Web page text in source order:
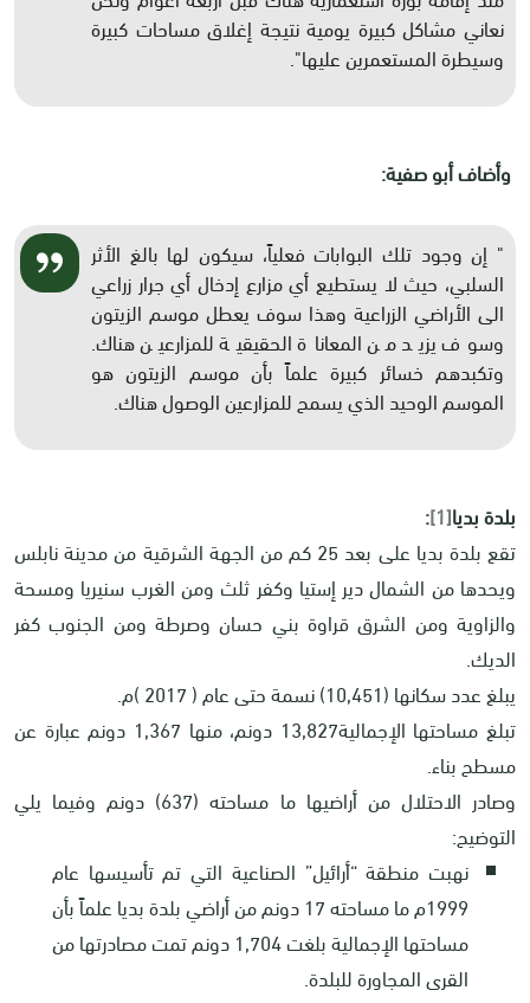
نعاني مشاكل كبيرة يومية نتيجة إغلاق مساحات كبيرة
وسيطرة المستعمرين عليها".
وأضاف أبو صفية:
" إن وجود تلك البوابات فعلياً، سيكون لها بالغ الأثر
السلبي، حيث لا يستطيع أي مزارع إدخال أي جرار زراعي
الى الأراضي الزراعية وهذا سوف يعطل موسم الزيتون
وسوف يزيد من المعاناة الحقيقية للمزارعين هناك.
وتكبدهم خسائر كبيرة علماً بأن موسم الزيتون هو
الموسم الوحيد الذي يسمح للمزارعين الوصول هناك.
بلدة بديا[1]
:
تقع بلدة بديا على بعد 25 كم من الجهة الشرقية من مدينة نابلس
ويحدها من الشمال دير إستيا وكفر ثلث ومن الغرب سنيريا ومسحة
والزاوية ومن الشرق قراوة بني حسان وصرطة ومن الجنوب كفر
الديك.
يبلغ عدد سكانها (10,451) نسمة حتى عام ( 2017 )م.
تبلغ مساحتها الإجمالية13,827 دونم، منها 1,367 دونم عبارة عن
مسطح بناء.
وصادر الاحتلال من أراضيها ما مساحته (637) دونم وفيما يلي
التوضيح:
نهبت منطقة “أرائيل” الصناعية التي تم تأسيسها عام
1999م ما مساحته 17 دونم من أراضي بلدة بديا علماً بأن
مساحتها الإجمالية بلغت 1,704 دونم تمت مصادرتها من
القرى المجاورة للبلدة.